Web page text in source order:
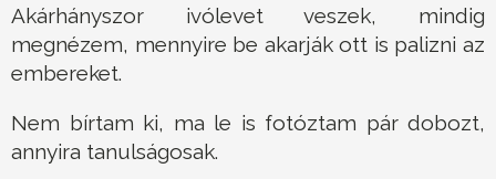
Akárhányszor ivólevet veszek, mindig
megnézem, mennyire be akarják ott is palizni az
embereket.
Nem bírtam ki, ma le is fotóztam pár dobozt,
annyira tanulságosak.